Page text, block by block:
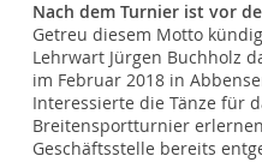
Nach dem Turnier ist vor
Getreu diesem Motto
Lehrwart Jürgen Buchholz
im Februar 2018 in
Interessierte die Tänze für
Breitensportturnier
Geschäftsstelle bereits